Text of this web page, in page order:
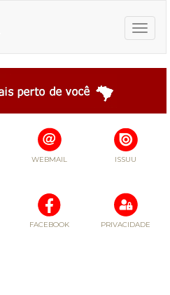
Toggle
WEBMAIL ISSUU
FACEBOOK PRIVACIDADE